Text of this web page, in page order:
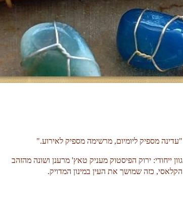
"עדינה מספיק ליומיום, מרשימה מספיק לאירוע."
גוון ייחודי: ירוק הפיסטוק מעניק טאץ' מרענן ושונה מהזהב
הקלאסי, כזה שמושך את העין במינון המדויק.